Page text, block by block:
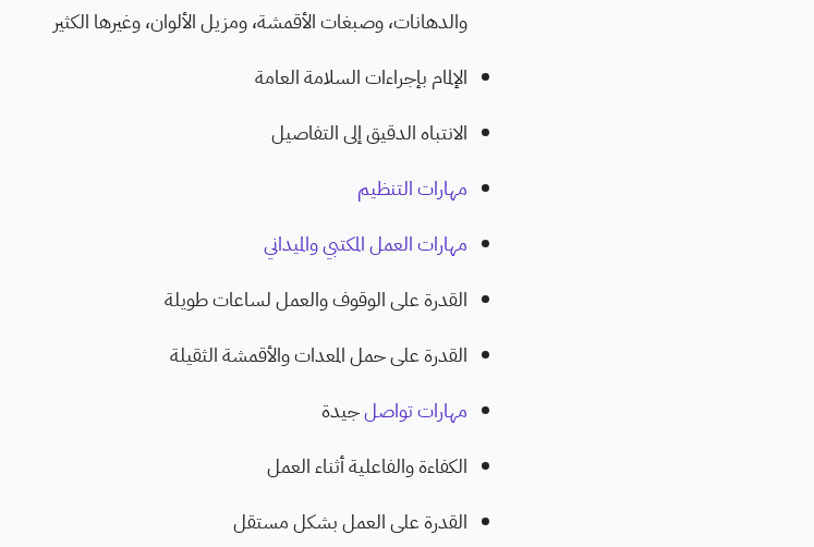
والدهانات، وصبغات الأقمشة، ومزيل الألوان، وغيرها الكثير
الإلمام بإجراءات السلامة العامة
الانتباه الدقيق إلى التفاصيل
مهارات التنظيم
مهارات العمل المكتبي والميداني
القدرة على الوقوف والعمل لساعات طويلة
القدرة على حمل المعدات والأقمشة الثقيلة
مهارات تواصلجيدة
الكفاءة والفاعلية أثناء العمل
القدرة على العمل بشكل مستقل